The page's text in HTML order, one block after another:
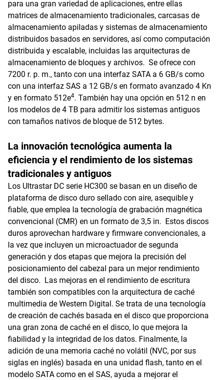
para una gran variedad de aplicaciones, entre ellas
matrices de almacenamiento tradicionales, carcasas de
almacenamiento apiladas y sistemas de almacenamiento
distribuidos basados en servidores, así como computación
distribuida y escalable, incluidas las arquitecturas de
almacenamiento de bloques y archivos. Se ofrece con
7200 r. p. m., tanto con una interfaz SATA a 6 GB/s como
con una interfaz SAS a 12 GB/s en formato avanzado 4 Kn
y en formato 512e4. También hay una opción en 512 n en
los modelos de 4 TB para admitir los sistemas antiguos
con tamaños nativos de bloque de 512 bytes.
La innovación tecnológica aumenta la
eficiencia y el rendimiento de los sistemas
tradicionales y antiguos
Los Ultrastar DC serie HC300 se basan en un diseño de
plataforma de disco duro sellado con aire, asequible y
fiable, que emplea la tecnología de grabación magnética
convencional (CMR) en un formato de 3,5 in. Estos discos
duros aprovechan hardware y firmware convencionales, a
la vez que incluyen un microactuador de segunda
generación y dos etapas que mejora la precisión del
posicionamiento del cabezal para un mejor rendimiento
del disco. Las mejoras en el rendimiento de escritura
también son compatibles con la arquitectura de caché
multimedia de Western Digital. Se trata de una tecnología
de creación de cachés basada en el disco que proporciona
una gran zona de caché en el disco, lo que mejora la
fiabilidad y la integridad de los datos. Finalmente, la
adición de una memoria caché no volátil (NVC, por sus
siglas en inglés) basada en una unidad flash, tanto en el
modelo SATA como en el SAS, ayuda a mejorar el